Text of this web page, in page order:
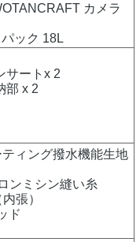
カメラ
ック 18L
サートx 2
部 x 2
ィング撥水機能生地
ンミシン縫い糸
張）
ド